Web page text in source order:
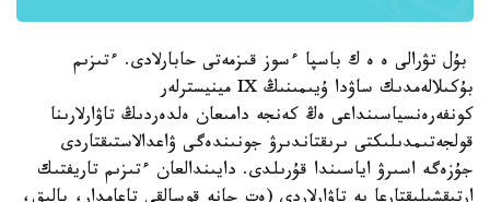
بۇل تۋرالى ە ە ك باسپا ءسوز قىزمەتى حابارلادى. ءتىزىم
بۇكىلالەمدىك ساۋدا ۇيىمىنىڭ IX مينيسترلەر
كونفەرەنسياسىنداعى ەڭ كەنجە دامىعان ەلدەردىڭ تاۋارلارىنا
قولجەتىمدىلىكتى ىرىقتاندىرۋ جونىندەگى ۋاعدالاستىقتاردى
جۇزەگە اسىرۋ اياسىندا قۇرىلدى. دايىندالعان ءتىزىم تاريفتىك